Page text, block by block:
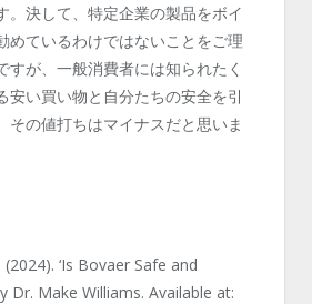
。決して、特定企業の製品をボイ
めているわけではないことをご理
すが、一般消費者には知られたく
安い買い物と自分たちの安全を引
その値打ちはマイナスだと思いま
‘Is Bovaer Safe and
Dr. Make Williams. Available at: